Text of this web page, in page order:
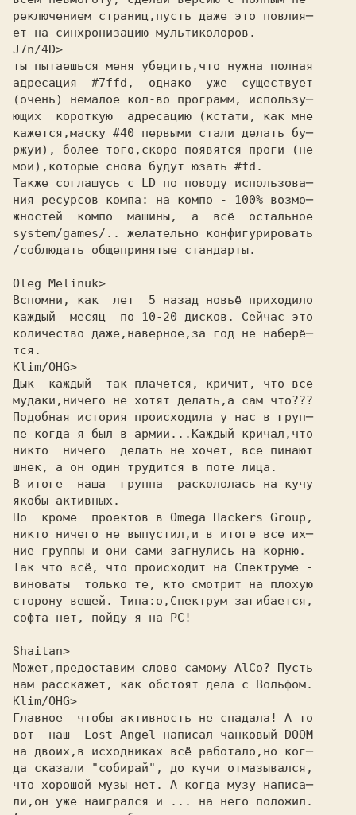
реключением страниц,пусть даже это повлия─
ет на синхронизацию мультиколоров.
J7n/4D>
ты пытаешься меня убедить,что нужна полная
адресация  #7ffd,  однако  уже  существует
(очень) немалое кол-во программ, использу─
ющих  короткую  адресацию (кстати, как мне
кажется,маску #40 первыми стали делать бу─
ржуи), более того,скоро появятся проги (не
мои),которые снова будут юзать #fd.
Также соглашусь с LD по поводу использова─
ния ресурсов компа: на компо - 100% возмо─
жностей  компо  машины,  а  всё  остальное
system/games/.. желательно конфигурировать
/соблюдать общепринятые стандарты.
Oleg Melinuk>
Вспомни, как  лет  5 назад новьё приходило
каждый  месяц  по 10-20 дисков. Сейчас это
количество даже,наверное,за год не наберё─
тся.
Klim/OHG>
Дык  каждый  так плачется, кричит, что все
мудаки,ничего не хотят делать,а сам что???
Подобная история происходила у нас в груп─
пе когда я был в армии...Каждый кричал,что
никто  ничего  делать не хочет, все пинают
шнек, а он один трудится в поте лица.
В итоге  наша  группа  раскололась на кучу
якобы активных.
Hо  кроме  проектов в Omega Hackers Group,
никто ничего не выпустил,и в итоге все их─
ние группы и они сами загнулись на корню.
Так что всё, что происходит на Спектруме -
виноваты  только те, кто смотрит на плохую
сторону вещей. Типа:о,Спектрум загибается,
софта нет, пойду я на PC!
Shaitan>
Может,предоставим слово самому AlCo? Пусть
нам расскажет, как обстоят дела с Вольфом.
Klim/OHG>
Главное  чтобы активность не спадала! А то
вот  наш  Lost Angel написал чанковый DOOM
на двоих,в исходниках всё работало,но ког─
да сказали "собирай", до кучи отмазывался,
что хорошой музы нет. А когда музу написа─
ли,он уже наигрался и ... на него положил.